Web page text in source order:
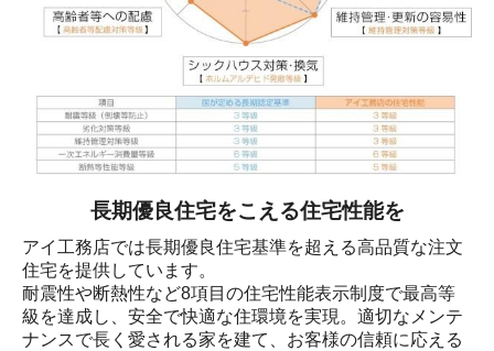
長期優良住宅をこえる住宅性能を
アイ工務店では長期優良住宅基準を超える高品質な注文
住宅を提供しています。
耐震性や断熱性など8項目の住宅性能表示制度で最高等
級を達成し、安全で快適な住環境を実現。適切なメンテ
ナンスで長く愛される家を建て、お客様の信頼に応える